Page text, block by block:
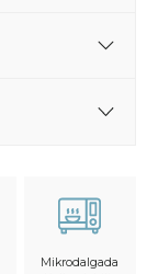
Mikrodalgada